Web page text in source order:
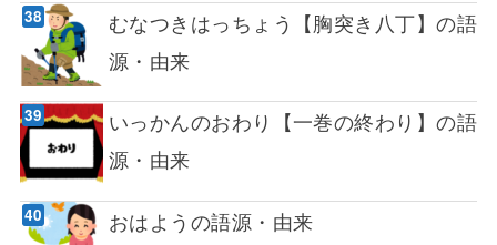
むなつきはっちょう【胸突き八丁】の語
源・由来
いっかんのおわり【一巻の終わり】の語
源・由来
おはようの語源・由来